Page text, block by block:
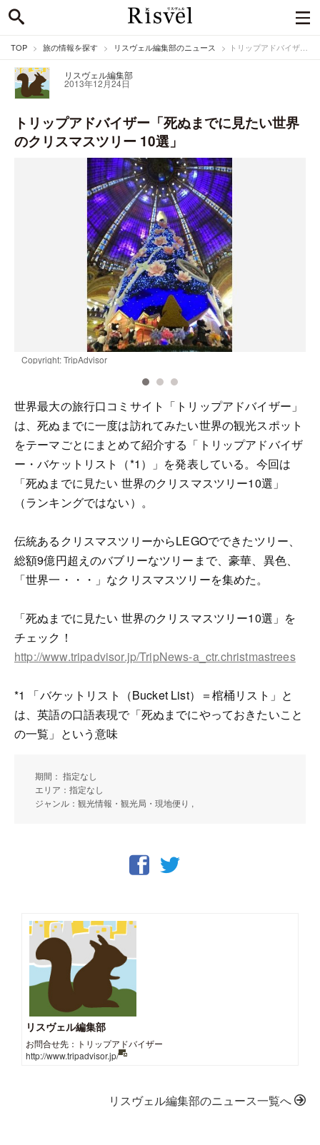
TOP 旅の情報を探す リスヴェル編集部のニュース トリップアドバイザー「死ぬまでに見たい世界のクリスマスツリー 10選」
リスヴェル編集部
2013年12月24日
トリップアドバイザー「死ぬまでに見たい世界
のクリスマスツリー 10選」
Copyright: TripAdvisor
世界最大の旅行口コミサイト「トリップアドバイザー」
は、死ぬまでに一度は訪れてみたい世界の観光スポット
をテーマごとにまとめて紹介する「トリップアドバイザ
ー・バケットリスト（*1）」を発表している。今回は
「死ぬまでに見たい 世界のクリスマスツリー10選」
（ランキングではない）。
伝統あるクリスマスツリーからLEGOでできたツリー、
総額9億円超えのバブリーなツリーまで、豪華、異色、
「世界一・・・」なクリスマスツリーを集めた。
「死ぬまでに見たい 世界のクリスマスツリー10選」を
チェック！
http://www.tripadvisor.jp/TripNews-a_ctr.christmastrees
*1 「バケットリスト（Bucket List）＝棺桶リスト」と
は、英語の口語表現で「死ぬまでにやっておきたいこと
の一覧」という意味
期間： 指定なし
エリア：指定なし
ジャンル：観光情報・観光局・現地便り ,
リスヴェル編集部
お問合せ先：トリップアドバイザー
http://www.tripadvisor.jp/
リスヴェル編集部のニュース一覧へ